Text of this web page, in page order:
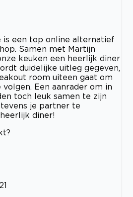
is een top online alternatief
Samen met Martijn
keuken een heerlijk diner
duidelijke uitleg gegeven,
room uiteen gaat om
Een aanrader om in
toch leuk samen te zijn
je partner te
diner!